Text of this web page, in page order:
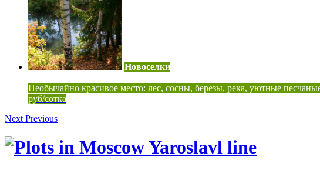
Новоселки
Необычайно красивое место: лес, сосны, березы, река, уютные
руб/сотка
Next Previous